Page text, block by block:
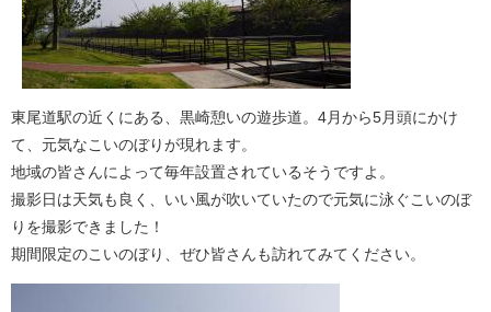
東尾道駅の近くにある、黒崎憩いの遊歩道。4月から5月頭にかけ
て、元気なこいのぼりが現れます。
地域の皆さんによって毎年設置されているそうですよ。
撮影日は天気も良く、いい風が吹いていたので元気に泳ぐこいのぼ
りを撮影できました！
期間限定のこいのぼり、ぜひ皆さんも訪れてみてください。